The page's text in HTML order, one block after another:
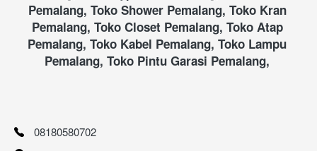
Pemalang, Toko Shower Pemalang, Toko Kran
Pemalang, Toko Closet Pemalang, Toko Atap
Pemalang, Toko Kabel Pemalang, Toko Lampu
Pemalang, Toko Pintu Garasi Pemalang,
08180580702